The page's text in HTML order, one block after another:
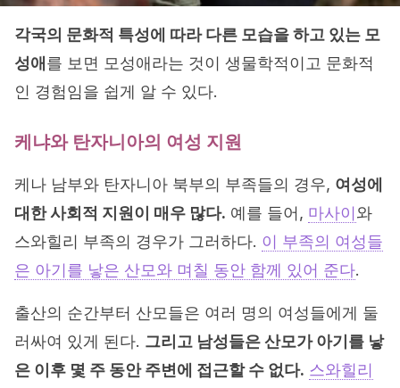
각국의 문화적 특성에 따라 다른 모습을 하고 있는 모
성애 를 보면 모성애라는 것이 생물학적이고 문화적
인 경험임을 쉽게 알 수 있다.
케냐와 탄자니아의 여성 지원
케나 남부와 탄자니아 북부의 부족들의 경우, 여성에
대한 사회적 지원이 매우 많다. 예를 들어, 마사이와
스와힐리 부족의 경우가 그러하다. 이 부족의 여성들
은 아기를 낳은 산모와 며칠 동안 함께 있어 준다.
출산의 순간부터 산모들은 여러 명의 여성들에게 둘
러싸여 있게 된다. 그리고 남성들은 산모가 아기를 낳
은 이후 몇 주 동안 주변에 접근할 수 없다. 스와힐리